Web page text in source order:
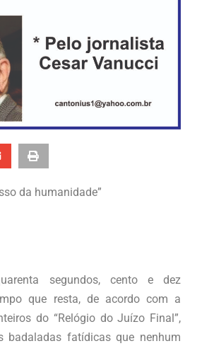
da humanidade”
segundos, cento e dez
que resta, de acordo com a
do “Relógio do Juízo Final”,
badaladas fatídicas que nenhum